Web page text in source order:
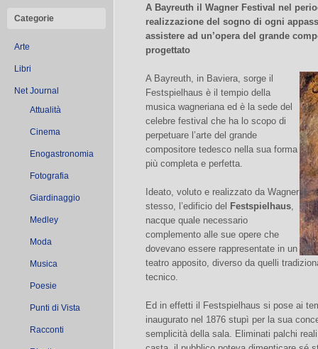
Categorie
Arte
Libri
Net Journal
Attualità
Cinema
Enogastronomia
Fotografia
Giardinaggio
Medley
Moda
Musica
Poesie
Punti di Vista
Racconti
A Bayreuth il Wagner Festival nel
realizzazione del sogno di ogni
assistere ad un’opera del grande
progettato
A Bayreuth, in Baviera, sorge il
Festspielhaus è il tempio della
musica wagneriana ed è la sede del
celebre festival che ha lo scopo di
perpetuare l’arte del grande
compositore tedesco nella sua forma
più completa e perfetta.
Ideato, voluto e realizzato da Wagner
stesso, l’edificio del Festspielhaus,
nacque quale necessario
complemento alle sue opere che
dovevano essere rappresentate in un
teatro apposito, diverso da quelli
tecnico.
Ed in effetti il Festspielhaus si pose ai
inaugurato nel 1876 stupì per la sua
semplicità della sala. Eliminati palchi